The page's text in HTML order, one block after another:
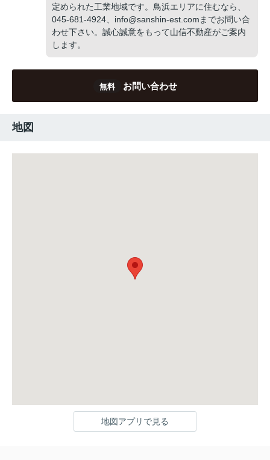
定められた工業地域です。鳥浜エリアに住むなら、
045-681-4924、info@sanshin-est.comまでお問い合
わせ下さい。誠心誠意をもって山信不動産がご案内
します。
無料 お問い合わせ
地図
地図アプリで見る